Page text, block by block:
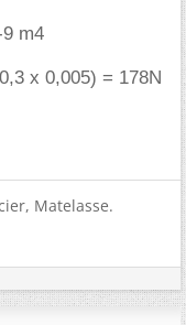
m4
x 0,005) = 178N
Matelasse.